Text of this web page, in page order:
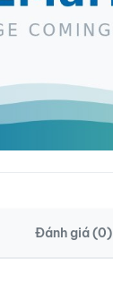
Đánh giá (0)